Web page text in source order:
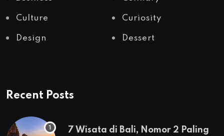
Culture Curiosity
Design Dessert
Recent Posts
7 Wisata di Bali, Nomor 2 Paling